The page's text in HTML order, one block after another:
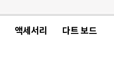
액세서리 다트 보드